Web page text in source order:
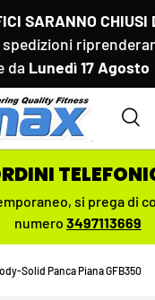
SARANNO CHIUSI
da Lunedì 17 Agosto
si prega di
numero 3497113669
Solid Panca Piana GFB350